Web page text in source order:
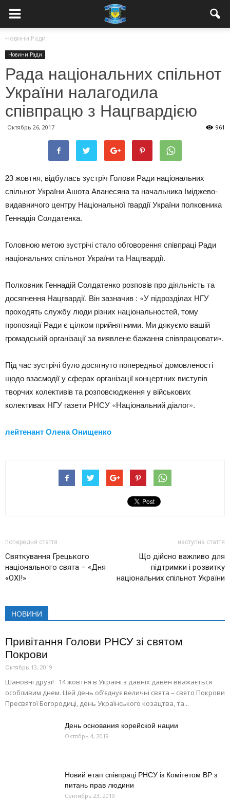
Новини Ради
Новини Ради
Рада національних спільнот
України налагодила
співпрацю з Нацгвардією
Октябрь 26, 2017 961
23 жовтня, відбулась зустріч Голови Ради національних
спільнот України Ашота Аванесяна та начальника Іміджево-
видавничого центру Національної гвардії України полковника
Геннадія Солдатенка.
Головною метою зустрічі стало обговорення співпраці Ради
національних спільнот України та Нацгвардії.
Полковник Геннадій Солдатенко розповів про діяльність та
досягнення Нацгвардії. Він зазначив : «У підрозділах НГУ
проходять службу люди різних національностей, тому
пропозиції Ради є цілком прийнятними. Ми дякуємо вашій
громадській організації за виявлене бажання співпрацювати».
Під час зустрічі було досягнуто попередньої домовленості
щодо взаємодії у сферах організації концертних виступів
творчих колективів та розповсюдження у військових
колективах НГУ газети РНСУ «Національний діалог».
лейтенант Олена Онищенко
попередня стаття
Святкування Грецького
національного свята – «Дня
«ОХІ!»
наступна стаття
Що дійсно важливо для
підтримки і розвитку
національних спільнот України
НОВИНИ
Привітання Голови РНСУ зі святом
Покрови
Октябрь 13, 2019
Шановні друзі! 14 жовтня в Україні з давніх давен вважається
особливим днем. Цей день об’єднує величні свята – свято Покрови
Пресвятої Богородиці, день Українського козацтва, та...
День основания корейской нации
Октябрь 4, 2019
Новий етап співпраці РНСУ із Комітетом ВР з
питань прав людини
Сентябрь 23, 2019